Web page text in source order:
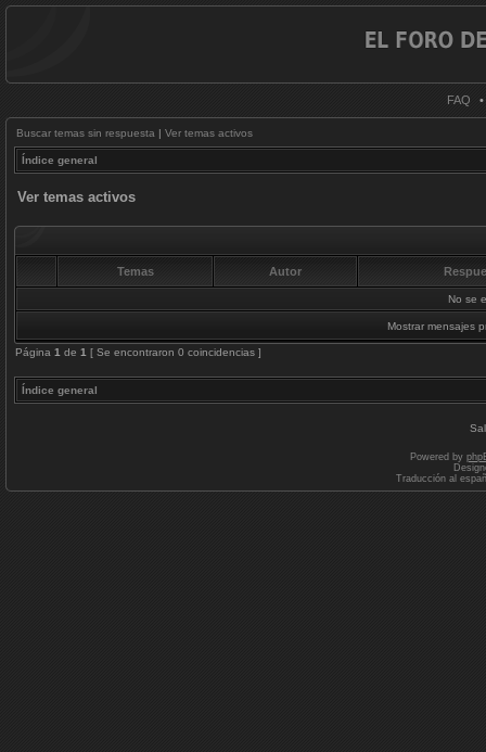
FAQ •
Buscar temas sin respuesta | Ver temas activos
Índice general
Ver temas activos
Temas Autor
No se
Mostrar mensajes
Página 1 de 1 [ Se encontraron 0 coincidencias ]
Índice general
Powered by
Traducción al